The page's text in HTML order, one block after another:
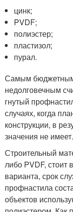
цинк;
PVDF;
полиэстер;
пластизол;
пурал.
Самым
недолговечным
гнутый
случаях, когда
конструкции, в
значения не имеет.
Строительный
либо PVDF, стоит
варианта, срок
профнастила
объектов